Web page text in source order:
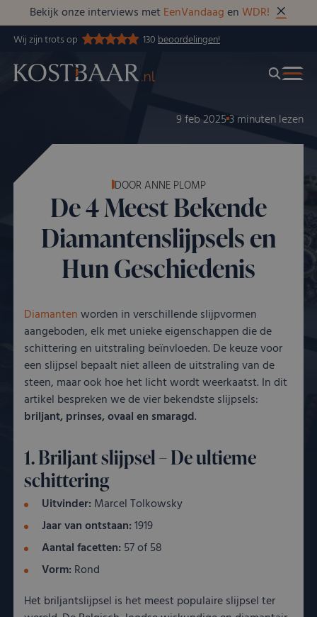
Bekijk onze interviews met EenVandaagenWDR!
Wij zijn trots op 130beoordelingen!
9 feb 20253 minuten lezen
DOOR ANNE PLOMP
De 4 Meest Bekende
Diamantenslijpsels en
Hun Geschiedenis
Diamantenworden in verschillende slijpvormen
aangeboden, elk met unieke eigenschappen die de
schittering en uitstraling beïnvloeden. De keuze voor
een slijpsel bepaalt niet alleen de uitstraling van de
steen, maar ook hoe het licht wordt weerkaatst. In dit
artikel bespreken we de vier bekendste slijpsels:
briljant, prinses, ovaal en smaragd.
1. Briljant slijpsel – De ultieme
schittering
Uitvinder: Marcel Tolkowsky
Jaar van ontstaan:1919
Aantal facetten: 57 of 58
Vorm: Rond
Het briljantslijpsel is het meest populaire slijpsel ter